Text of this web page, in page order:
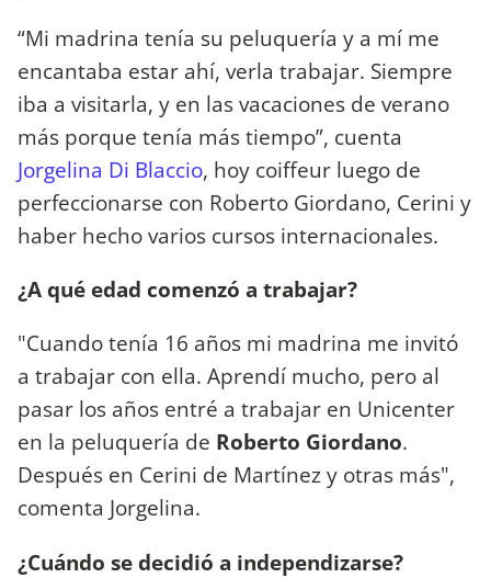
“Mi madrina tenía su peluquería y a mí me
encantaba estar ahí, verla trabajar. Siempre
iba a visitarla, y en las vacaciones de verano
más porque tenía más tiempo”, cuenta
Jorgelina Di Blaccio, hoy coiffeur luego de
perfeccionarse con Roberto Giordano, Cerini y
haber hecho varios cursos internacionales.
¿A qué edad comenzó a trabajar?
"Cuando tenía 16 años mi madrina me invitó
a trabajar con ella. Aprendí mucho, pero al
pasar los años entré a trabajar en Unicenter
en la peluquería de Roberto Giordano.
Después en Cerini de Martínez y otras más",
comenta Jorgelina.
¿Cuándo se decidió a independizarse?